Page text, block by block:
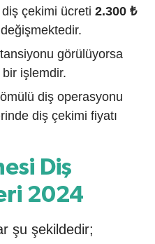
çekimi ücreti 2.300 ₺
görülüyorsa
işlemdir.
diş operasyonu
diş çekimi fiyatı
Diş
2024
şu şekildedir;